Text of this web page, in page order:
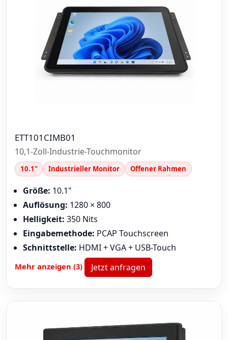
ETT101CIMB01
10,1-Zoll-Industrie-Touchmonitor
10.1" Industrieller Monitor Offener Rahmen
Größe: 10.1"
Auflösung: 1280 × 800
Helligkeit: 350 Nits
Eingabemethode: PCAP Touchscreen
Schnittstelle: HDMI + VGA + USB-Touch
Mehr anzeigen (3) Jetzt anfragen